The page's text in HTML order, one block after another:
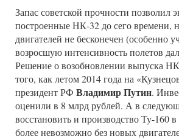
Запас советской прочности позволил
построенные НК-32 до сего времени,
двигателей не бесконечен (особенно
возросшую интенсивность полетов
Решение о возобновлении выпуска
того, как летом 2014 года на
президент РФ Владимир Путин.
оценили в 8 млрд рублей. А в
восстановить и производство Ту-160
более невозможно без новых